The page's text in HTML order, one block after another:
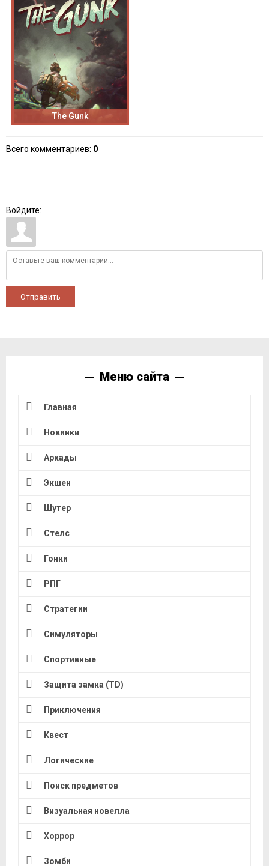
The Gunk
Всего комментариев: 0
Войдите:
Отправить
Меню сайта
Главная
Новинки
Аркады
Экшен
Шутер
Стелс
Гонки
РПГ
Стратегии
Симуляторы
Спортивные
Защита замка (TD)
Приключения
Квест
Логические
Поиск предметов
Визуальная новелла
Хоррор
Зомби